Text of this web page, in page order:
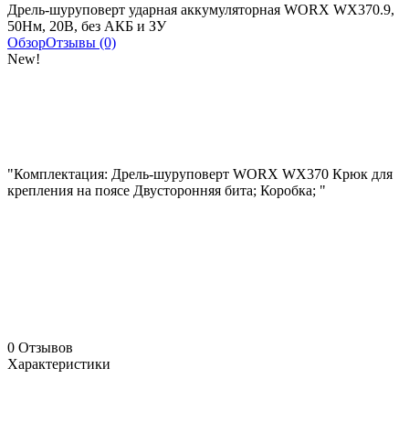
Дрель-шуруповерт ударная аккумуляторная WORX WX370.9,
50Нм, 20В, без АКБ и ЗУ
ОбзорОтзывы (0)
New!
"Комплектация: Дрель-шуруповерт WORX WX370 Крюк для
крепления на поясе Двусторонняя бита; Коробка; "
0 Отзывов
Характеристики